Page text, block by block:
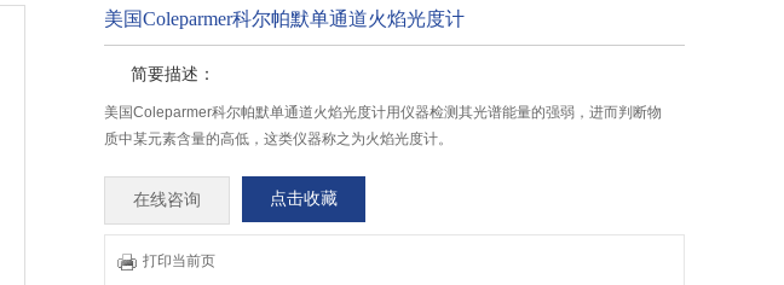
美国Coleparmer科尔帕默单通道火焰光度计
简要描述：
美国Coleparmer科尔帕默单通道火焰光度计用仪器检测其光谱能量的强弱，进而判断物
质中某元素含量的高低，这类仪器称之为火焰光度计。
在线咨询 点击收藏
打印当前页